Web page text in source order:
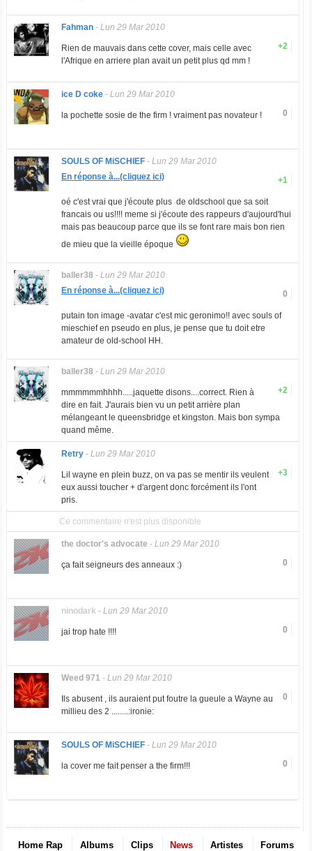
Fahman- Lun 29 Mar 2010
+2
Rien de mauvais dans cette cover, mais celle avec
l'Afrique en arriere plan avait un petit plus qd mm !
ice D coke- Lun 29 Mar 2010
0
la pochette sosie de the firm ! vraiment pas novateur !
SOULS OF MiSCHIEF- Lun 29 Mar 2010
+1
En réponse à...(cliquez ici)
oé c'est vrai que j'écoute plus de oldschool que sa soit
francais ou us!!!! meme si j'écoute des rappeurs d'aujourd'hui
mais pas beaucoup parce que ils se font rare mais bon rien
de mieu que la vieille époque
baller38 - Lun 29 Mar 2010
0
En réponse à...(cliquez ici)
putain ton image -avatar c'est mic geronimo!! avec souls of
mieschief en pseudo en plus, je pense que tu doit etre
amateur de old-school HH.
baller38 - Lun 29 Mar 2010
+2
mmmmmmhhhh.....jaquette disons....correct. Rien à
dire en fait. J'aurais bien vu un petit arrière plan
mélangeant le queensbridge et kingston. Mais bon sympa
quand même.
Retry- Lun 29 Mar 2010
+3
Lil wayne en plein buzz, on va pas se mentir ils veulent
eux aussi toucher + d'argent donc forcément ils l'ont
pris.
Ce commentaire n'est plus disponible
the doctor's advocate - Lun 29 Mar 2010
0
ça fait seigneurs des anneaux :)
ninodark - Lun 29 Mar 2010
0
jai trop hate !!!!
Weed 971- Lun 29 Mar 2010
0
Ils abusent , ils auraient put foutre la gueule a Wayne au
millieu des 2 ........:ironie:
SOULS OF MiSCHIEF- Lun 29 Mar 2010
0
la cover me fait penser a the firm!!!
Home Rap Albums Clips News Artistes Forums